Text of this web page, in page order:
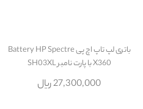
باتری لپ تاپ اچ پی Battery HP Spectre
X360 با پارت نامبر SH03XL
27,300,000 ریال